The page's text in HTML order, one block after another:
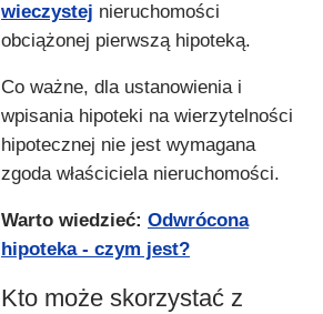
wieczystej nieruchomości
obciążonej pierwszą hipoteką.
Co ważne, dla ustanowienia i
wpisania hipoteki na wierzytelności
hipotecznej nie jest wymagana
zgoda właściciela nieruchomości.
Warto wiedzieć: Odwrócona
hipoteka - czym jest?
Kto może skorzystać z